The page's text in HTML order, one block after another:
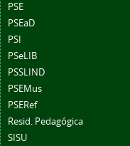
PSE
PSEaD
PSI
PSeLIB
PSSLIND
PSEMus
PSERef
Resid. Pedagógica
SISU